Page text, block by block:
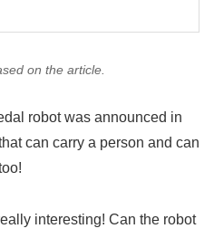
on the article.
robot was announced in
can carry a person and can
interesting! Can the robot